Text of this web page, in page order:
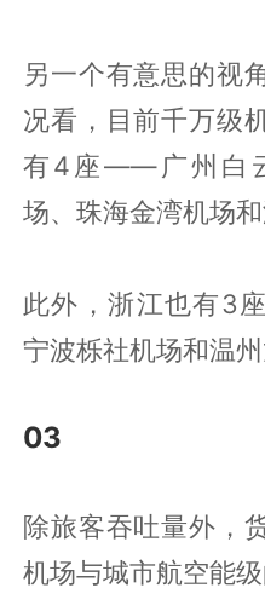
另一个有意思的视
况看，目前千万级
有4座——广州白
场、珠海金湾机场和
此外，浙江也有3
宁波栎社机场和温州
03
除旅客吞吐量外，
机场与城市航空能级